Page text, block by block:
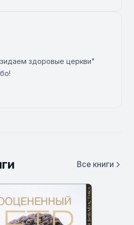
здоровые церкви"
Все книги